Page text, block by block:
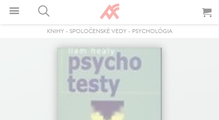
KNIHY- SPOLOČENSKÉ VEDY- PSYCHOLÓGIA